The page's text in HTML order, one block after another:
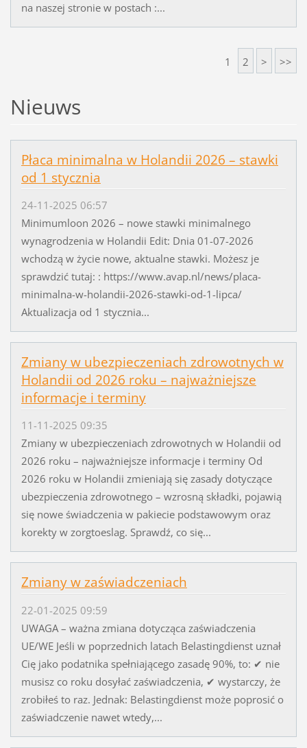
na naszej stronie w postach :...
1 2 > >>
Nieuws
Płaca minimalna w Holandii 2026 – stawki
od 1 stycznia
24-11-2025 06:57
Minimumloon 2026 – nowe stawki minimalnego
wynagrodzenia w Holandii Edit: Dnia 01-07-2026
wchodzą w życie nowe, aktualne stawki. Możesz je
sprawdzić tutaj: : https://www.avap.nl/news/placa-
minimalna-w-holandii-2026-stawki-od-1-lipca/
Aktualizacja od 1 stycznia...
Zmiany w ubezpieczeniach zdrowotnych w
Holandii od 2026 roku – najważniejsze
informacje i terminy
11-11-2025 09:35
Zmiany w ubezpieczeniach zdrowotnych w Holandii od
2026 roku – najważniejsze informacje i terminy Od
2026 roku w Holandii zmieniają się zasady dotyczące
ubezpieczenia zdrowotnego – wzrosną składki, pojawią
się nowe świadczenia w pakiecie podstawowym oraz
korekty w zorgtoeslag. Sprawdź, co się...
Zmiany w zaświadczeniach
22-01-2025 09:59
UWAGA – ważna zmiana dotycząca zaświadczenia
UE/WE Jeśli w poprzednich latach Belastingdienst uznał
Cię jako podatnika spełniającego zasadę 90%, to: ✔ nie
musisz co roku dosyłać zaświadczenia, ✔ wystarczy, że
zrobiłeś to raz. Jednak: Belastingdienst może poprosić o
zaświadczenie nawet wtedy,...